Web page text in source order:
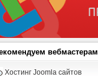
вебмастерам
Хостинг Joomla сайтов